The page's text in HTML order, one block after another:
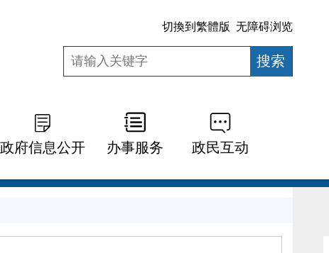
切換到繁體版 无障碍浏览
政府信息公开 办事服务 政民互动